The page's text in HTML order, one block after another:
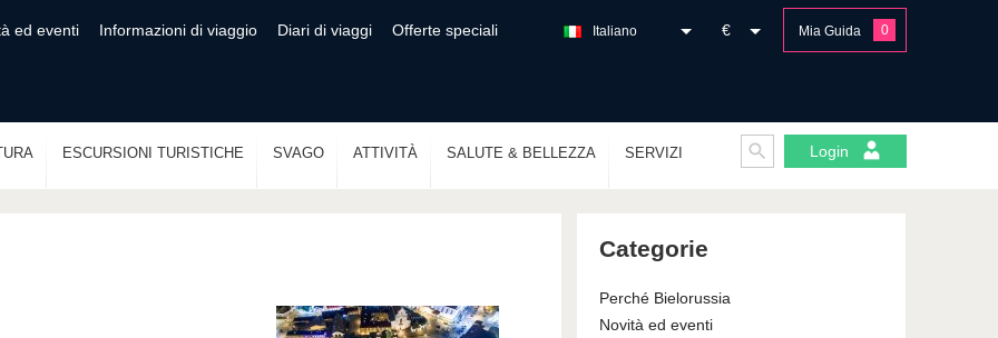
ed eventi Informazioni di viaggio Diari di viaggi Offerte speciali Mia Guida 0
€
Italiano
ESCURSIONI TURISTICHE SVAGO ATTIVITÀ SALUTE & BELLEZZA SERVIZI Login
Categorie
Perché Bielorussia
Novità ed eventi